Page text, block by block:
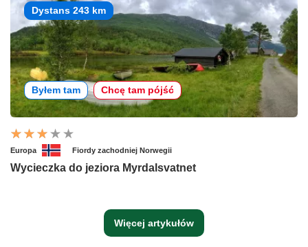
Dystans 243 km
Byłem tam Chcę tam pójść
Europa Fiordy zachodniej Norwegii
Wycieczka do jeziora Myrdalsvatnet
Więcej artykułów